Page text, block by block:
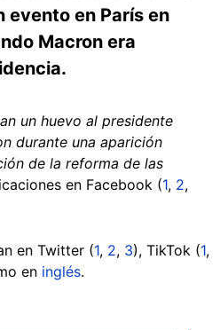
evento en París en
Macron era
un huevo al presidente
durante una aparición
de la reforma de las
en Facebook (1, 2,
en Twitter (1, 2, 3), TikTok (1,
en inglés.